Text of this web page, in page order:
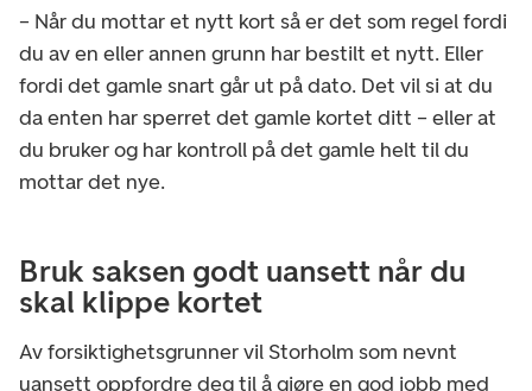
– Når du mottar et nytt kort så er det som regel fordi
du av en eller annen grunn har bestilt et nytt. Eller
fordi det gamle snart går ut på dato. Det vil si at du
da enten har sperret det gamle kortet ditt – eller at
du bruker og har kontroll på det gamle helt til du
mottar det nye.
Bruk saksen godt uansett når du
skal klippe kortet
Av forsiktighetsgrunner vil Storholm som nevnt
uansett oppfordre deg til å gjøre en god jobb med